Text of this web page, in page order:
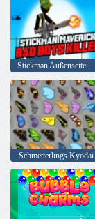
Stickman Außenseiter Bad Boys Mörder
Schmetterlings Kyodai